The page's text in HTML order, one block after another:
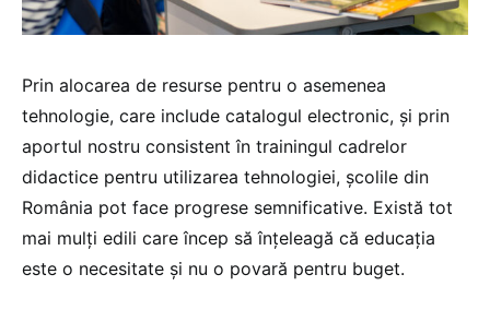
Prin alocarea de resurse pentru o asemenea
tehnologie, care include catalogul electronic, și prin
aportul nostru consistent în trainingul cadrelor
didactice pentru utilizarea tehnologiei, școlile din
România pot face progrese semnificative. Există tot
mai mulți edili care încep să înțeleagă că educația
este o necesitate și nu o povară pentru buget.